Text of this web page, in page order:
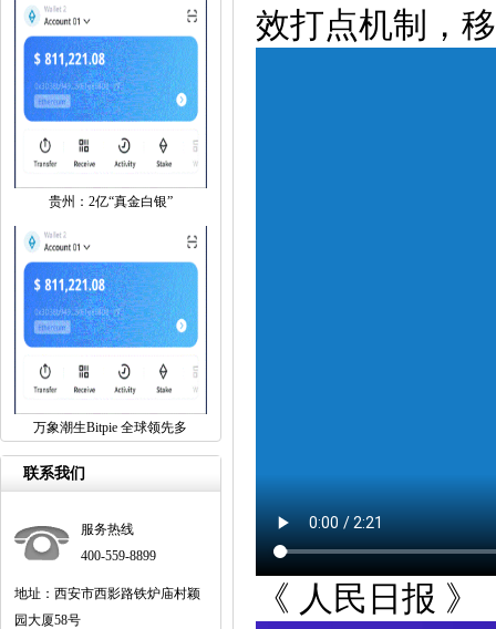
贵州：2亿“真金白银”
万象潮生Bitpie 全球领先多
联系我们
服务热线
400-559-8899
地址：西安市西影路铁炉庙村颖
园大厦58号
效打点机制，
《 人民日报